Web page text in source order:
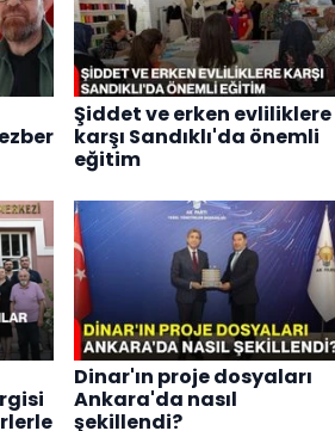
Şiddet ve erken evliliklere
karşı Sandıklı'da önemli
eğitim
Dinar'ın proje dosyaları
Ankara'da nasıl
şekillendi?